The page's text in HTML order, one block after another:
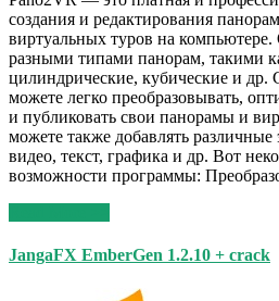
создания и редактирования
виртуальных туров на компьютере.
разными типами панорам, такими
цилиндрические, кубические и
можете легко преобразовывать,
и публиковать свои панорамы и
можете также добавлять различные
видео, текст, графика и др. Вот
возможности программы:
JangaFX EmberGen 1.2.10 + crack